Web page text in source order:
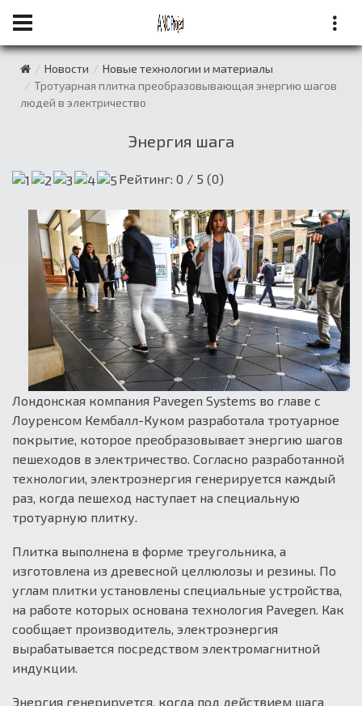
Новости
Новые технологии и материалы
Тротуарная плитка преобразовывающая энергию шагов
людей в электричество
Энергия шага
Рейтинг: 0 / 5 (0)
Лондонская компания Pavegen Systems во главе с
Лоуренсом Кембалл-Куком разработала тротуарное
покрытие, которое преобразовывает энергию шагов
пешеходов в электричество. Согласно разработанной
технологии, электроэнергия генерируется каждый
раз, когда пешеход наступает на специальную
тротуарную плитку.
Плитка выполнена в форме треугольника, а
изготовлена ​​из древесной целлюлозы и резины. По
углам плитки установлены специальные устройства,
на работе которых основана технология Pavegen. Как
сообщает производитель, электроэнергия
вырабатывается посредством электромагнитной
индукции.
Энергия генерируется, когда под действием шага